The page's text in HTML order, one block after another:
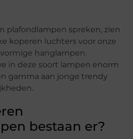
plafondlampen spreken, zien
koperen luchters voor onze
hanglampen.
in deze soort lampen enorm
gamma aan jonge trendy
bestaan er?